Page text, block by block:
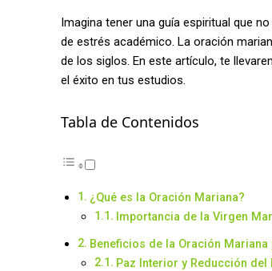
Imagina tener una guía espiritual que
de estrés académico. La oración
de los siglos. En este artículo, te
el éxito en tus estudios.
Tabla de Contenidos
¿Qué es la Oración Mariana?
Importancia de la Virgen
Beneficios de la Oración
Paz Interior y Reducción del